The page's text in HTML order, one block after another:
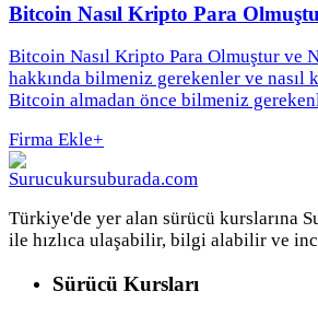
Bitcoin Nasıl Kripto Para
Bitcoin Nasıl Kripto Para Olmuştur ve
hakkında bilmeniz gerekenler ve nasıl
Bitcoin almadan önce bilmeniz
Firma Ekle+
Türkiye'de yer alan sürücü kurslarına
ile hızlıca ulaşabilir, bilgi alabilir ve
Sürücü Kursları